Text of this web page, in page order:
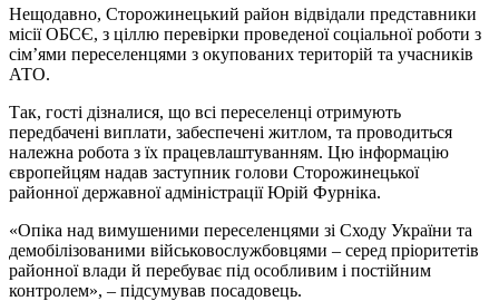
Нещодавно, Сторожинецький район відвідали представники
місії ОБСЄ, з ціллю перевірки проведеної соціальної роботи з
сім’ями переселенцями з окупованих територій та учасників
АТО.
Так, гості дізналися, що всі переселенці отримують
передбачені виплати, забеспечені житлом, та проводиться
належна робота з їх працевлаштуванням. Цю інформацію
європейцям надав заступник голови Сторожинецької
районної державної адміністрації Юрій Фурніка.
«Опіка над вимушеними переселенцями зі Сходу України та
демобілізованими військовослужбовцями – серед пріоритетів
районної влади й перебуває під особливим і постійним
контролем», – підсумував посадовець.